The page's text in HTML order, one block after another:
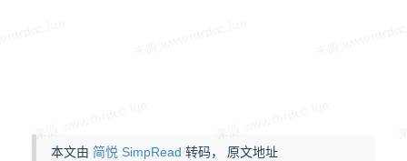
本文由 简悦 SimpRead 转码， 原文地址